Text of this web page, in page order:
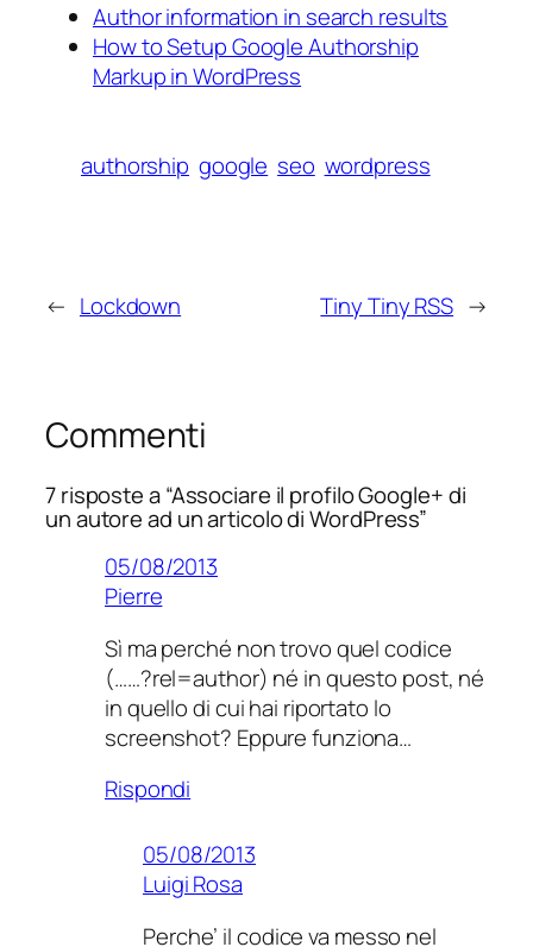
Author information in search results
How to Setup Google Authorship
Markup in WordPress
authorship google seo wordpress
← Lockdown Tiny Tiny RSS →
Commenti
7 risposte a “Associare il profilo Google+ di
un autore ad un articolo di WordPress”
05/08/2013
Pierre
Sì ma perché non trovo quel codice
(……?rel=author) né in questo post, né
in quello di cui hai riportato lo
screenshot? Eppure funziona…
Rispondi
05/08/2013
Luigi Rosa
Perche’ il codice va messo nel